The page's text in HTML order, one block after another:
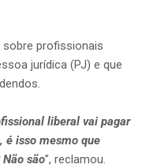
profissionais
jurídica (PJ) e que
liberal vai pagar
é isso mesmo que
são”, reclamou.